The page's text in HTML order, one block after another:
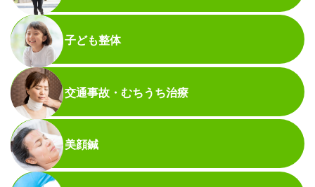
子ども整体
交通事故・むちうち治療
美顔鍼